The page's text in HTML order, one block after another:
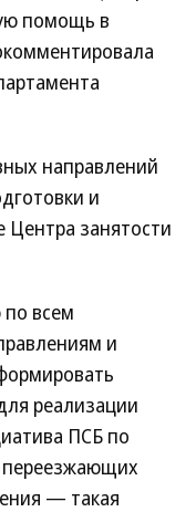
помощь в
направлений
и
Центра занятости
всем
и
реализации
ПСБ по
переезжающих
— такая